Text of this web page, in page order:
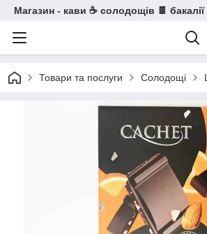
Магазин - кави ☕ солодощів 🍫 бакалії
Товари та послуги Солодощі